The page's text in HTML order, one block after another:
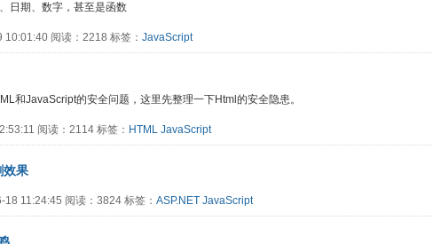
日期、数字，甚至是函数
阅读：2218 标签： JavaScript
和JavaScript的安全问题，这里先整理一下Html的安全隐患。
阅读：2114 标签： HTML JavaScript
果
11:24:45 阅读：3824 标签： ASP.NET JavaScript